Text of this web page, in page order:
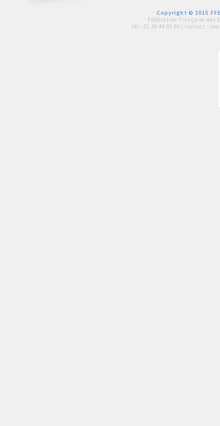
Copyright © 2015
Fédération Française des
tél : 01 39 44 65 80 | contact :